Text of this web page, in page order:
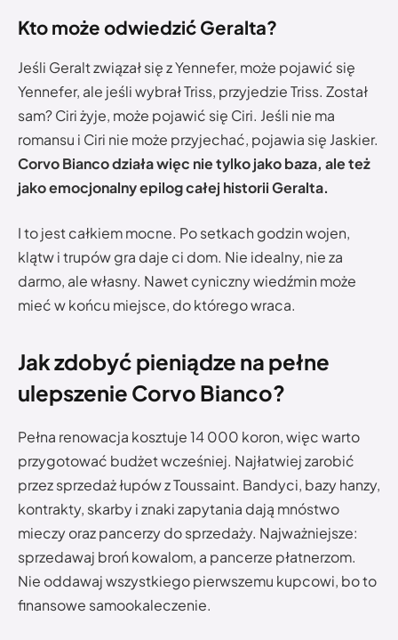
Kto może odwiedzić Geralta?
Jeśli Geralt związał się z Yennefer, może pojawić się
Yennefer, ale jeśli wybrał Triss, przyjedzie Triss. Został
sam? Ciri żyje, może pojawić się Ciri. Jeśli nie ma
romansu i Ciri nie może przyjechać, pojawia się Jaskier.
Corvo Bianco działa więc nie tylko jako baza, ale też
jako emocjonalny epilog całej historii Geralta.
I to jest całkiem mocne. Po setkach godzin wojen,
klątw i trupów gra daje ci dom. Nie idealny, nie za
darmo, ale własny. Nawet cyniczny wiedźmin może
mieć w końcu miejsce, do którego wraca.
Jak zdobyć pieniądze na pełne
ulepszenie Corvo Bianco?
Pełna renowacja kosztuje 14 000 koron, więc warto
przygotować budżet wcześniej. Najłatwiej zarobić
przez sprzedaż łupów z Toussaint. Bandyci, bazy hanzy,
kontrakty, skarby i znaki zapytania dają mnóstwo
mieczy oraz pancerzy do sprzedaży. Najważniejsze:
sprzedawaj broń kowalom, a pancerze płatnerzom.
Nie oddawaj wszystkiego pierwszemu kupcowi, bo to
finansowe samookaleczenie.